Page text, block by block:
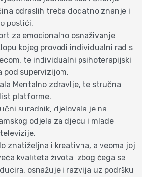
odraslih treba dodatno znanje i
postići.
za emocionalno osnaživanje
kojeg provodi individualni rad s
te individualni psihoterapijski
pod supervizijom.
Mentalno zdravlje, te stručna
platforme.
suradnik, djelovala je na
odjela za djecu i mlade
znatiželjna i kreativna, a veoma joj
kvaliteta života zbog čega se
osnažuje i razvija uz podršku